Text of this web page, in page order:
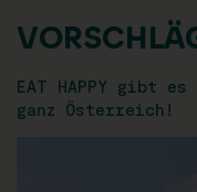
EAT HAPPY gibt
ganz Österreich!